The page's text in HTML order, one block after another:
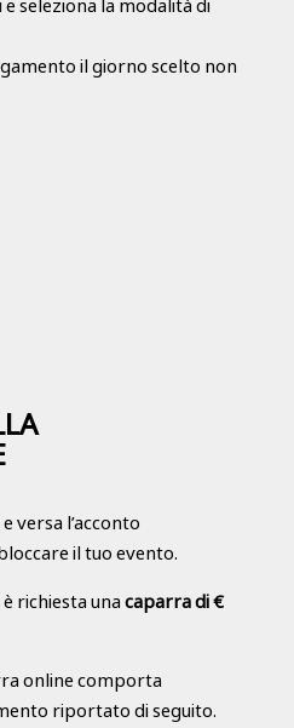
seleziona la modalità di
il giorno scelto non
versa l’acconto
il tuo evento.
richiesta unacaparra di €
online comporta
riportato di seguito.